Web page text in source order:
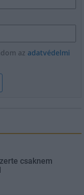
az adatvédelmi
csaknem